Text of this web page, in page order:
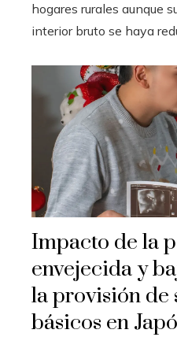
hogares rurales aunque
interior bruto se haya
Impacto de la
envejecida y
la provisión de
básicos en